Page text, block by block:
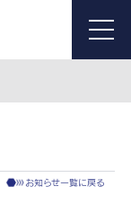
menu
お知らせ一覧に戻る